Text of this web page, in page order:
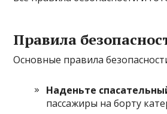
Правила
Основные правила
Наденьте
пассажиры на борту